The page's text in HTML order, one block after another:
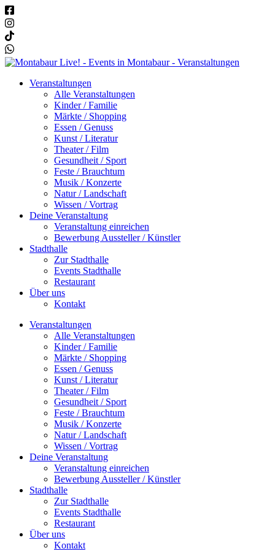
Veranstaltungen
Alle Veranstaltungen
Kinder / Familie
Märkte / Shopping
Essen / Genuss
Kunst / Literatur
Theater / Film
Gesundheit / Sport
Feste / Brauchtum
Musik / Konzerte
Natur / Landschaft
Wissen / Vortrag
Deine Veranstaltung
Veranstaltung einreichen
Bewerbung Aussteller / Künstler
Stadthalle
Zur Stadthalle
Events Stadthalle
Restaurant
Über uns
Kontakt
Veranstaltungen
Alle Veranstaltungen
Kinder / Familie
Märkte / Shopping
Essen / Genuss
Kunst / Literatur
Theater / Film
Gesundheit / Sport
Feste / Brauchtum
Musik / Konzerte
Natur / Landschaft
Wissen / Vortrag
Deine Veranstaltung
Veranstaltung einreichen
Bewerbung Aussteller / Künstler
Stadthalle
Zur Stadthalle
Events Stadthalle
Restaurant
Über uns
Kontakt